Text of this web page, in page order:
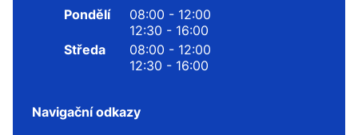
Pondělí
08:00 - 12:00
12:30 - 16:00
Středa
08:00 - 12:00
12:30 - 16:00
Navigační odkazy